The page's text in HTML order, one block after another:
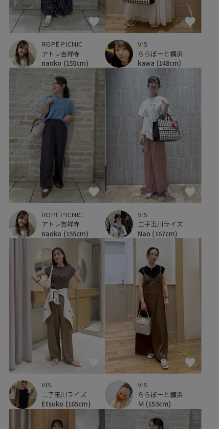
ROPÉ PICNIC
アトレ吉祥寺
naoko (155cm)
VIS
ららぽーと横浜
kawa (148cm)
ROPÉ PICNIC
アトレ吉祥寺
naoko (155cm)
VIS
二子玉川ライズ
Nao (167cm)
VIS
二子玉川ライズ
Etsuko (165cm)
VIS
ららぽーと横浜
Ｍ (153cm)